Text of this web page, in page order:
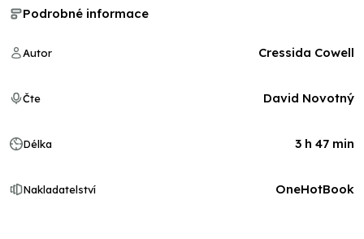
Podrobné informace
Autor Cressida Cowell
Čte David Novotný
Délka 3 h 47 min
Nakladatelství OneHotBook